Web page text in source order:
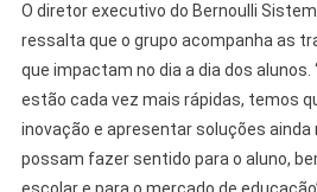
O diretor executivo do Bernoulli
ressalta que o grupo acompanha as
que impactam no dia a dia dos alunos.
estão cada vez mais rápidas, temos
inovação e apresentar soluções
possam fazer sentido para o aluno,